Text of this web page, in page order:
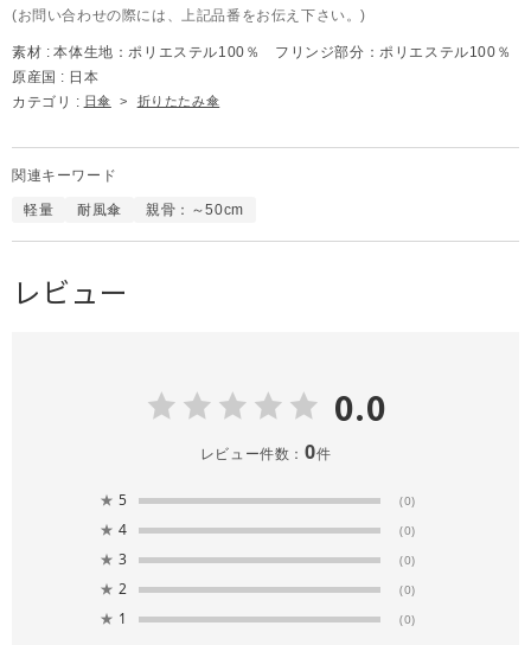
(お問い合わせの際には、上記品番をお伝え下さい。)
素材 : 本体生地：ポリエステル100％ フリンジ部分：ポリエステル100％
原産国 : 日本
カテゴリ : 日傘 > 折りたたみ傘
関連キーワード
軽量 耐風傘 親骨：～50cm
レビュー
0.0
レビュー件数： 0件
★ 5 (0)
★ 4 (0)
★ 3 (0)
★ 2 (0)
★ 1 (0)